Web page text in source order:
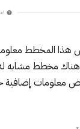
هذا المخطط
وهناك مخطط مشابه
معلومات إضافية